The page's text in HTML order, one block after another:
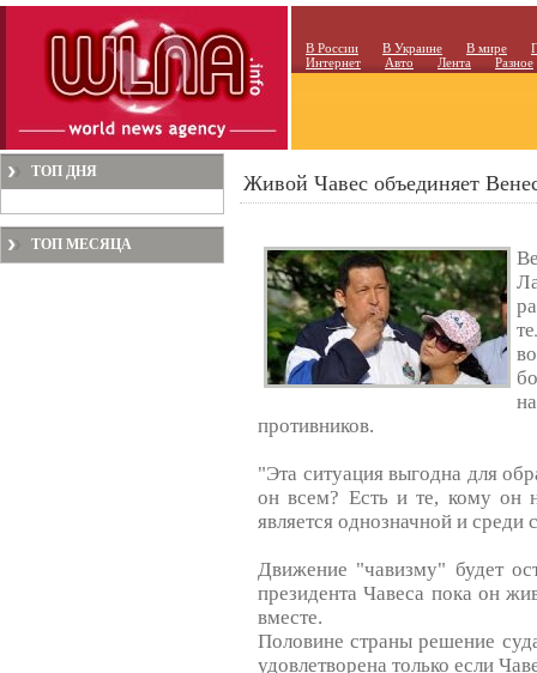
В России В Украине В мире
Интернет
Авто Лента Разное
ТОП ДНЯ
ТОП МЕСЯЦА
Живой Чавес объединяет
противников.
"Эта ситуация выгодна для
он всем? Есть и те, кому он
является однозначной и среди
Движение "чавизму" будет
президента Чавеса пока он
вместе.
Половине страны решение
удовлетворена только если